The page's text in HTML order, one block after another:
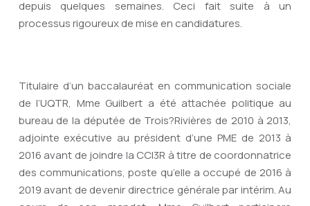
depuis quelques semaines. Ceci fait suite à un
processus rigoureux de mise en candidatures.
Titulaire d’un baccalauréat en communication sociale
de l’UQTR, Mme Guilbert a été attachée politique au
bureau de la députée de Trois?Rivières de 2010 à 2013,
adjointe exécutive au président d’une PME de 2013 à
2016 avant de joindre la CCI3R à titre de coordonnatrice
des communications, poste qu’elle a occupé de 2016 à
2019 avant de devenir directrice générale par intérim. Au